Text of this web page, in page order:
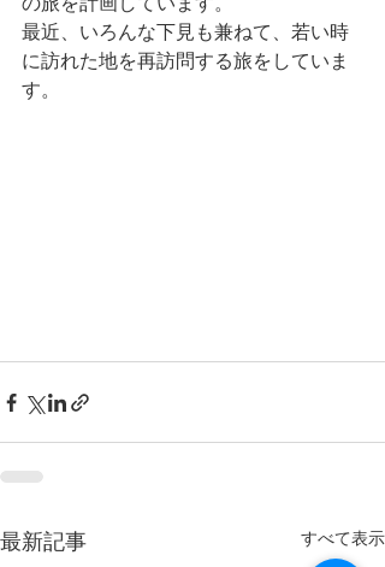
最近、いろんな下見も兼ねて、若い時
に訪れた地を再訪問する旅をしていま
す。
最新記事 すべて表示